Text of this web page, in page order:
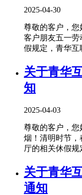
2025-04-30
尊敬的客户，
客户朋友五一
假规定，青华互
关于青华
知
2025-04-03
尊敬的客户，您
烟！清明时节
厅的相关休假规
关于青华
通知